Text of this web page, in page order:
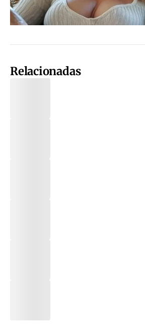
Relacionadas